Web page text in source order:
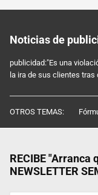
Noticias de
publicidad:"Es una
la ira de sus clientes tras
OTROS TEMAS:
RECIBE "Arranca
NEWSLETTER